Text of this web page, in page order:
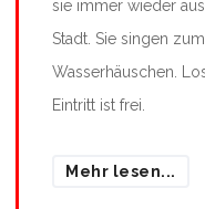
sie immer wieder
Stadt. Sie singen
Wasserhäuschen.
Eintritt ist frei.
Mehr lesen...